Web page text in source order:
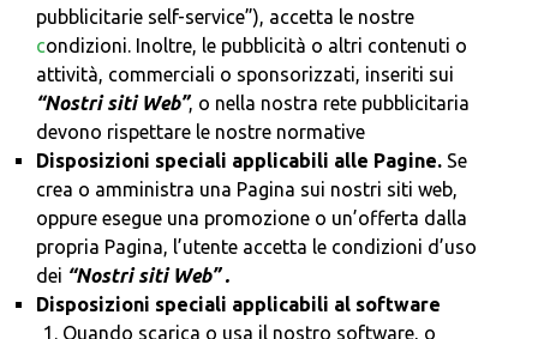
pubblicitarie self-service”), accetta le nostre
condizioni. Inoltre, le pubblicità o altri contenuti o
attività, commerciali o sponsorizzati, inseriti sui
“Nostri siti Web”, o nella nostra rete pubblicitaria
devono rispettare le nostre normative
Disposizioni speciali applicabili alle Pagine. Se
crea o amministra una Pagina sui nostri siti web,
oppure esegue una promozione o un’offerta dalla
propria Pagina, l’utente accetta le condizioni d’uso
dei “Nostri siti Web” .
Disposizioni speciali applicabili al software
Quando scarica o usa il nostro software, o